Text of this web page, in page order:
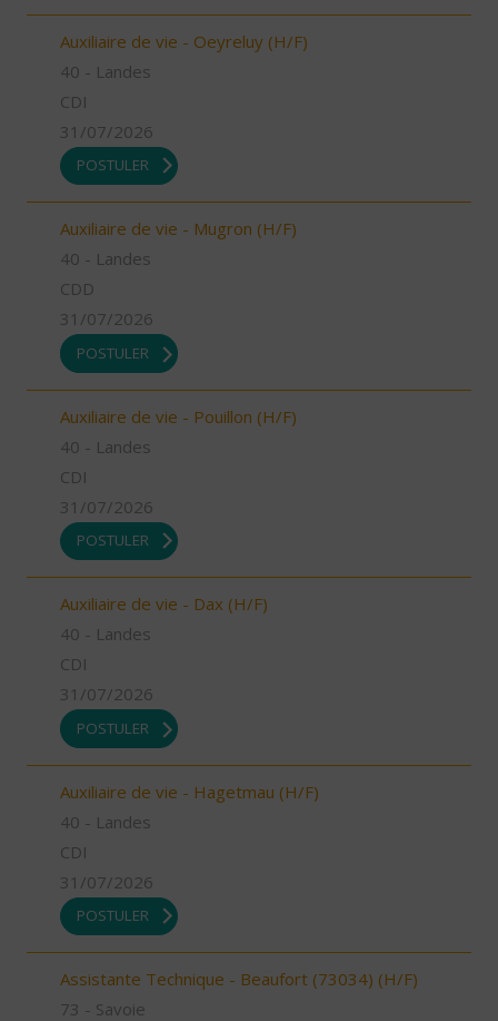
Auxiliaire de vie - Oeyreluy (H/F)
40 - Landes
CDI
31/07/2026
POSTULER
Auxiliaire de vie - Mugron (H/F)
40 - Landes
CDD
31/07/2026
POSTULER
Auxiliaire de vie - Pouillon (H/F)
40 - Landes
CDI
31/07/2026
POSTULER
Auxiliaire de vie - Dax (H/F)
40 - Landes
CDI
31/07/2026
POSTULER
Auxiliaire de vie - Hagetmau (H/F)
40 - Landes
CDI
31/07/2026
POSTULER
Assistante Technique - Beaufort (73034) (H/F)
73 - Savoie